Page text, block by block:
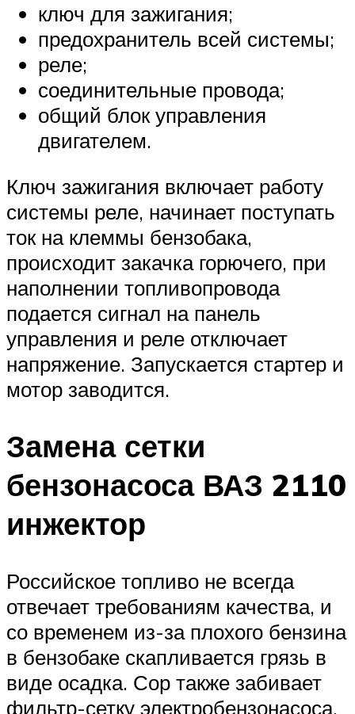
ключ для зажигания;
предохранитель всей системы;
реле;
соединительные провода;
общий блок управления
двигателем.
Ключ зажигания включает работу
системы реле, начинает поступать
ток на клеммы бензобака,
происходит закачка горючего, при
наполнении топливопровода
подается сигнал на панель
управления и реле отключает
напряжение. Запускается стартер и
мотор заводится.
Замена сетки
бензонасоса ВАЗ 2110
инжектор
Российское топливо не всегда
отвечает требованиям качества, и
со временем из-за плохого бензина
в бензобаке скапливается грязь в
виде осадка. Сор также забивает
фильтр-сетку электробензонасоса,